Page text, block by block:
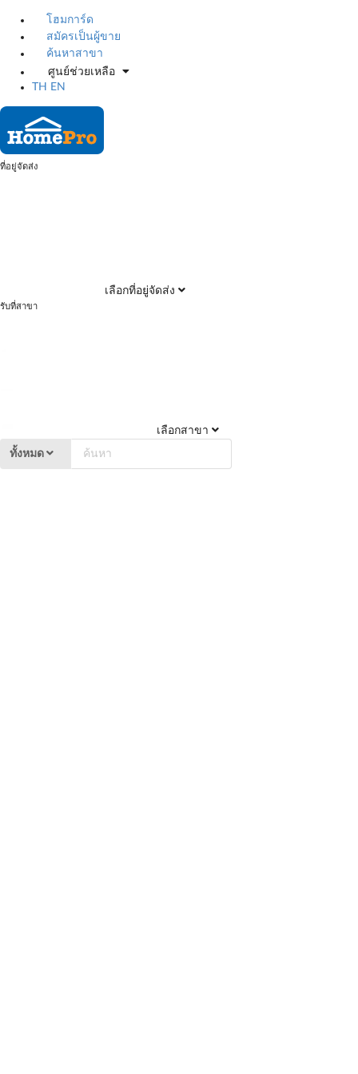
โฮมการ์ด
สมัครเป็นผู้ขาย
ค้นหาสาขา
ศูนย์ช่วยเหลือ
TH
EN
ที่อยู่จัดส่ง
เลือกที่อยู่จัดส่ง
รับที่สาขา
เลือกสาขา
ทั้งหมด